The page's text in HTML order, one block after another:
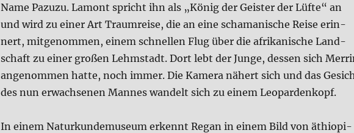
Name Pazu­zu. Lamont spricht ihn als „König der Gei­ster der Lüf­te“ an
und wird zu einer Art Traum­rei­se, die an eine scha­ma­ni­sche Rei­se erin­
nert, mit­ge­nom­men, einem schnel­len Flug über die afri­ka­ni­sche Land­
schaft zu einer gro­ßen Lehm­stadt. Dort lebt der Jun­ge, des­sen sich
ange­nom­men hat­te, noch immer. Die Kame­ra nähert sich und das
des nun erwach­se­nen Man­nes wan­delt sich zu einem Leo­par­den­kopf.
In einem Natur­kun­de­mu­se­um erkennt Regan in einem Bild von äthio­pi­